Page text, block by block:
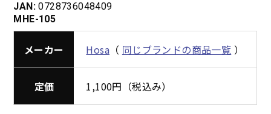
JAN: 0728736048409
MHE-105
メーカー Hosa （ 同じブランドの商品一覧 ）
定価 1,100円（税込み）